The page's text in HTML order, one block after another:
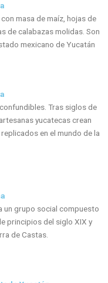
masa de maíz, hojas de
de calabazas molidas. Son
mexicano de Yucatán
Tras siglos de
yucatecas crean
en el mundo de la
un grupo social compuesto
principios del siglo XIX y
de Castas.